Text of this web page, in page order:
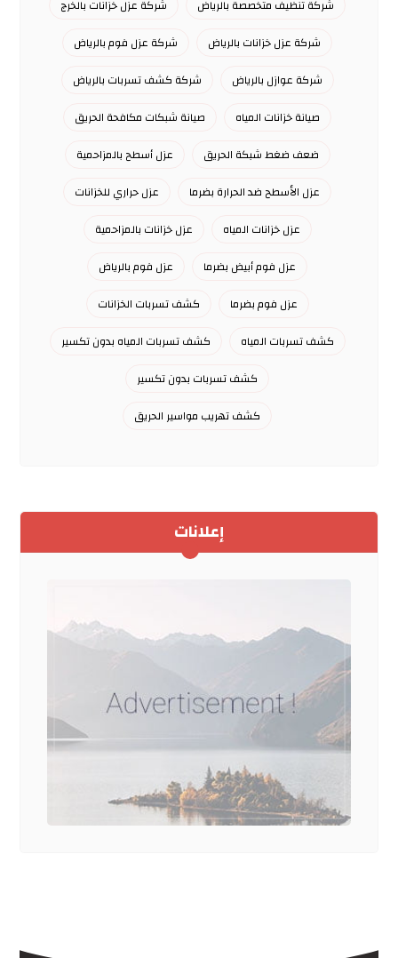
شركة تنظيف متخصصة بالرياض
شركة عزل خزانات بالخرج
شركة عزل خزانات بالرياض
شركة عزل فوم بالرياض
شركة عوازل بالرياض
شركة كشف تسربات بالرياض
صيانة خزانات المياه
صيانة شبكات مكافحة الحريق
ضعف ضغط شبكة الحريق
عزل أسطح بالمزاحمية
عزل الأسطح ضد الحرارة بضرما
عزل حراري للخزانات
عزل خزانات المياه
عزل خزانات بالمزاحمية
عزل فوم أبيض بضرما
عزل فوم بالرياض
عزل فوم بضرما
كشف تسربات الخزانات
كشف تسربات المياه
كشف تسربات المياه بدون تكسير
كشف تسربات بدون تكسير
كشف تهريب مواسير الحريق
إعلانات